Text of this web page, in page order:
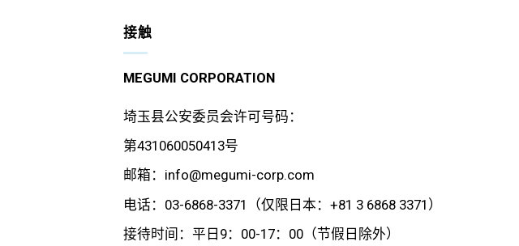
接触
MEGUMI CORPORATION
埼玉县公安委员会许可号码：
第431060050413号
邮箱：info@megumi-corp.com
电话：03-6868-3371（仅限日本：+81 3 6868 3371）
接待时间：平日9：00-17：00（节假日除外）